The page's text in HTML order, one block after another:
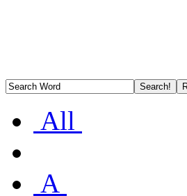
All
A